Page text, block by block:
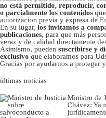
no está permitido, reproducir,
o parcialmente los contenidos
autorizacion previa y expresa de
En su lugar, los invitamos a
publicaciones, para que más
veraz y de calidad directamente
Asimismo, pueden suscribirse y
exclusivo que elaboramos para
Gracias por ayudarnos a proteger
últimas noticias
Ministro de
Chávez: Ya